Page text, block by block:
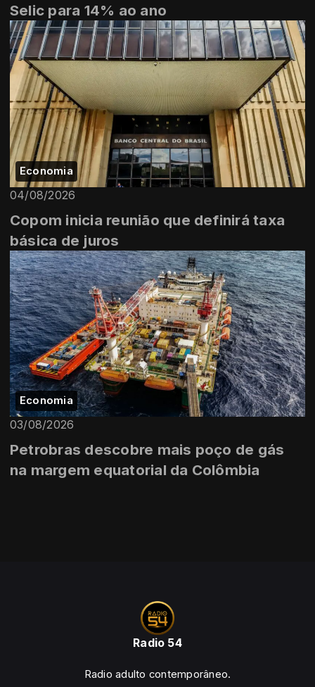
Selic para 14% ao ano
Economia
04/08/2026
Copom inicia reunião que definirá taxa
básica de juros
Economia
03/08/2026
Petrobras descobre mais poço de gás
na margem equatorial da Colômbia
Radio 54
Radio adulto contemporâneo.